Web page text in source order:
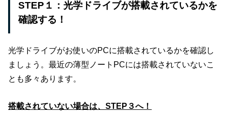
STEP１：光学ドライブが搭載されているかを
確認する！
光学ドライブがお使いのPCに搭載されているかを確認し
ましょう。最近の薄型ノートPCには搭載されていないこ
とも多々あります。
搭載されていない場合は、STEP３へ！